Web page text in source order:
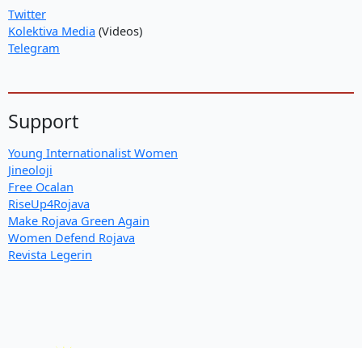
Twitter
Kolektiva Media (Videos)
Telegram
Support
Young Internationalist Women
Jineoloji
Free Ocalan
RiseUp4Rojava
Make Rojava Green Again
Women Defend Rojava
Revista Legerin